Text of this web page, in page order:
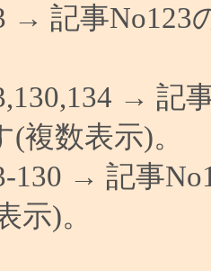
→ 記事No123
→ 記
(複数表示)。
130 → 記事
示)。